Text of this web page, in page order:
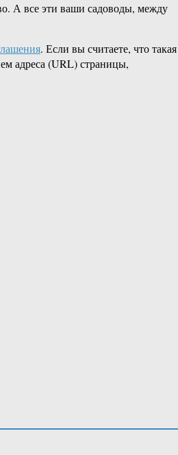
А все эти ваши садоводы, между
. Если вы считаете, что такая
адреса (URL) страницы,